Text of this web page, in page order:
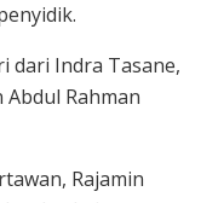
dari Indra Tasane,
Abdul Rahman
Rajamin